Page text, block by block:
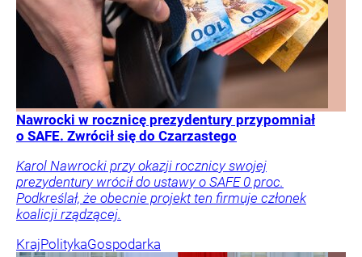
Nawrocki w rocznicę prezydentury przypomniał
o SAFE. Zwrócił się do Czarzastego
Karol Nawrocki przy okazji rocznicy swojej
prezydentury wrócił do ustawy o SAFE 0 proc.
Podkreślał, że obecnie projekt ten firmuje członek
koalicji rządzącej.
KrajPolitykaGospodarka